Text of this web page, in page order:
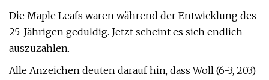
Die Maple Leafs waren während der Entwicklung des
25-Jährigen geduldig. Jetzt scheint es sich endlich
auszuzahlen.
Alle Anzeichen deuten darauf hin, dass Woll (6-3, 203)